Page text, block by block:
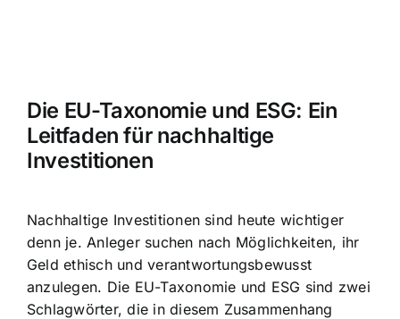
Die EU-Taxonomie und ESG: Ein
Leitfaden für nachhaltige
Investitionen
Nachhaltige Investitionen sind heute wichtiger
denn je. Anleger suchen nach Möglichkeiten, ihr
Geld ethisch und verantwortungsbewusst
anzulegen. Die EU-Taxonomie und ESG sind zwei
Schlagwörter, die in diesem Zusammenhang